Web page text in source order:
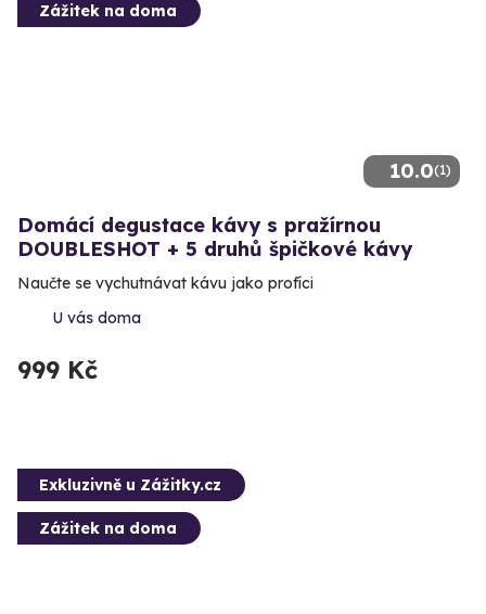
10.0(1)
Zážitek na doma
Domácí degustace kávy s pražírnou
DOUBLESHOT + 5 druhů špičkové kávy
Naučte se vychutnávat kávu jako profíci
U vás doma
999 Kč
Exkluzivně u Zážitky.cz
Zážitek na doma